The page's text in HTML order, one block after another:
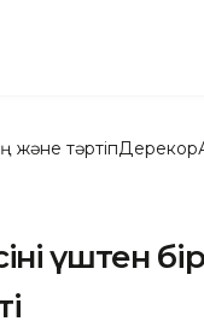
және тәртіпДерекқор
үштен